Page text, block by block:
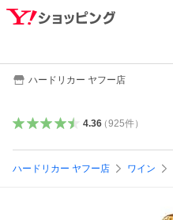
ハードリカー ヤフー店
4.36（925件）
ハードリカー ヤフー店 ワイン